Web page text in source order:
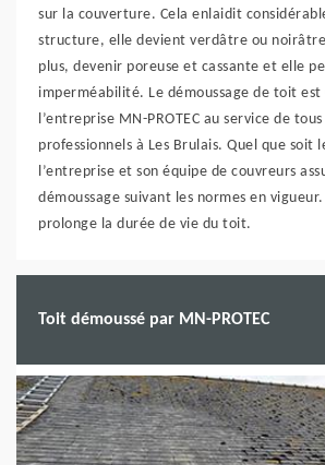
sur la couverture. Cela enlaidit
structure, elle devient verdâtre ou
plus, devenir poreuse et cassante et elle
imperméabilité. Le démoussage de toit
l’entreprise MN-PROTEC au service de
professionnels à Les Brulais. Quel que soit
l’entreprise et son équipe de couvreurs
démoussage suivant les normes en
prolonge la durée de vie du toit.
Toit démoussé par MN-PROTEC